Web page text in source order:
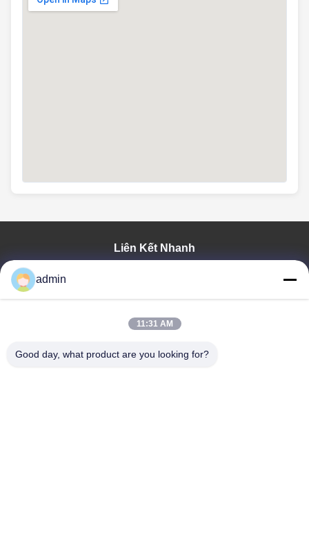
Liên Kết Nhanh
Về Chúng Tôi
Kiểm Soát Chất Lượng
admin
11:31 AM
Good day, what product are you looking for?